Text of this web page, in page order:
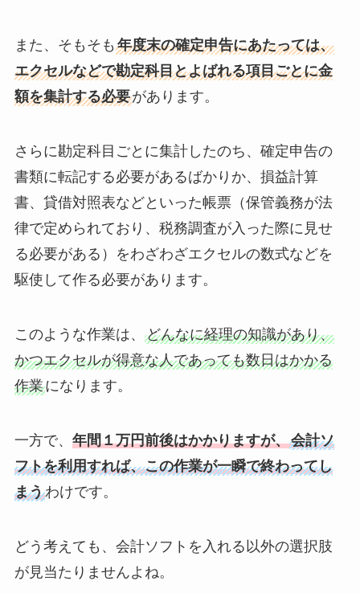
また、そもそも 年度末の確定申告にあたっては、
エクセルなどで勘定科目とよばれる項目ごとに金
額を集計する必要があります。
さらに勘定科目ごとに集計したのち、確定申告の
書類に転記する必要があるばかりか、損益計算
書、貸借対照表などといった帳票（保管義務が法
律で定められており、税務調査が入った際に見せ
る必要がある）をわざわざエクセルの数式などを
駆使して作る必要があります。
このような作業は、 どんなに経理の知識があり、
かつエクセルが得意な人であっても数日はかかる
作業になります。
一方で、 年間１万円前後はかかりますが、会計ソ
フトを利用すれば、この作業が一瞬で終わってし
まうわけです。
どう考えても、会計ソフトを入れる以外の選択肢
が見当たりませんよね。